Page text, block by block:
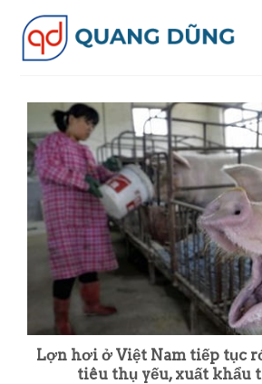
content
Lợn hơi ở Việt Nam tiếp tục
tiêu thụ yếu, xuất khẩu